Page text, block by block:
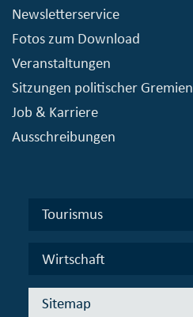
Newsletterservice
Fotos zum Download
Veranstaltungen
Sitzungen politischer Gremien
Job & Karriere
Ausschreibungen
Tourismus
Wirtschaft
Sitemap